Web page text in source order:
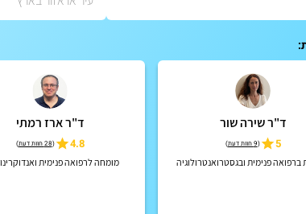
ד"ר שירה שור
5
(9 חוות דעת )
ברפואה פנימית ובגסטרואנטרולוגיה
ד"ר ארז רמתי
4.8
(28 חוות דעת )
מומחה לרפואה פנימית